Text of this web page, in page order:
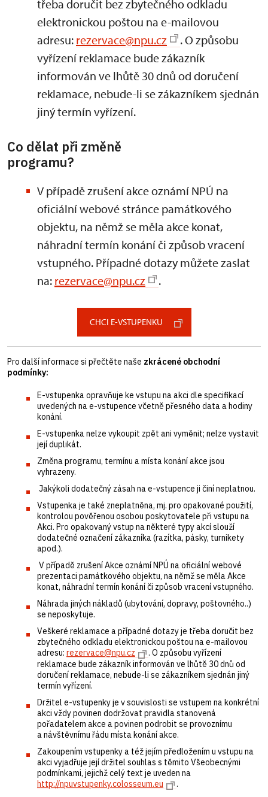
třeba doručit bez zbytečného odkladu
elektronickou poštou na e-mailovou
adresu: rezervace@npu.cz
. O způsobu
vyřízení reklamace bude zákazník
informován ve lhůtě 30 dnů od doručení
reklamace, nebude-li se zákazníkem sjednán
jiný termín vyřízení.
Co dělat při změně
programu?
V případě zrušení akce oznámí NPÚ na
oficiální webové stránce památkového
objektu, na němž se měla akce konat,
náhradní termín konání či způsob vracení
vstupného. Případné dotazy můžete zaslat
na: rezervace@npu.cz .
CHCI E-VSTUPENKU
Pro další informace si přečtěte naše zkrácené obchodní
podmínky:
E-vstupenka opravňuje ke vstupu na akci dle specifikací
uvedených na e-vstupence včetně přesného data a hodiny
konání.
E-vstupenka nelze vykoupit zpět ani vyměnit; nelze vystavit
její duplikát.
Změna programu, termínu a místa konání akce jsou
vyhrazeny.
Jakýkoli dodatečný zásah na e-vstupence ji činí neplatnou.
Vstupenka je také zneplatněna, mj. pro opakované použití,
kontrolou pověřenou osobou poskytovatele při vstupu na
Akci. Pro opakovaný vstup na některé typy akcí slouží
dodatečné označení zákazníka (razítka, pásky, turnikety
apod.).
V případě zrušení Akce oznámí NPÚ na oficiální webové
prezentaci památkového objektu, na němž se měla Akce
konat, náhradní termín konání či způsob vracení vstupného.
Náhrada jiných nákladů (ubytování, dopravy, poštovného..)
se neposkytuje.
Veškeré reklamace a případné dotazy je třeba doručit bez
zbytečného odkladu elektronickou poštou na e-mailovou
adresu: rezervace@npu.cz
. O způsobu vyřízení
reklamace bude zákazník informován ve lhůtě 30 dnů od
doručení reklamace, nebude-li se zákazníkem sjednán jiný
termín vyřízení.
Držitel e-vstupenky je v souvislosti se vstupem na konkrétní
akci vždy povinen dodržovat pravidla stanovená
pořadatelem akce a povinen podrobit se provoznímu
a návštěvnímu řádu místa konání akce.
Zakoupením vstupenky a též jejím předložením u vstupu na
akci vyjadřuje její držitel souhlas s těmito Všeobecnými
podmínkami, jejichž celý text je uveden na
http://npuvstupenky.colosseum.eu
.